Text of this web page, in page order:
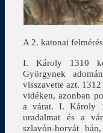
A 2. katonai
I. Károly 1310
Györgynek
visszavette azt.
vidéken, azonban
a várat. I. Károly
uradalmat és a
szlavón-horvát